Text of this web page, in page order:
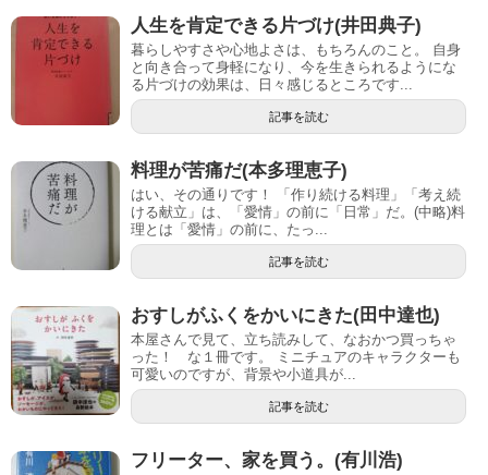
人生を肯定できる片づけ(井田典子)
暮らしやすさや心地よさは、もちろんのこと。 自身
と向き合って身軽になり、今を生きられるようにな
る片づけの効果は、日々感じるところです...
記事を読む
料理が苦痛だ(本多理恵子)
はい、その通りです！ 「作り続ける料理」「考え続
ける献立」は、「愛情」の前に「日常」だ。(中略)料
理とは「愛情」の前に、たっ...
記事を読む
おすしがふくをかいにきた(田中達也)
本屋さんで見て、立ち読みして、なおかつ買っちゃ
った！ な１冊です。 ミニチュアのキャラクターも
可愛いのですが、背景や小道具が...
記事を読む
フリーター、家を買う。(有川浩)